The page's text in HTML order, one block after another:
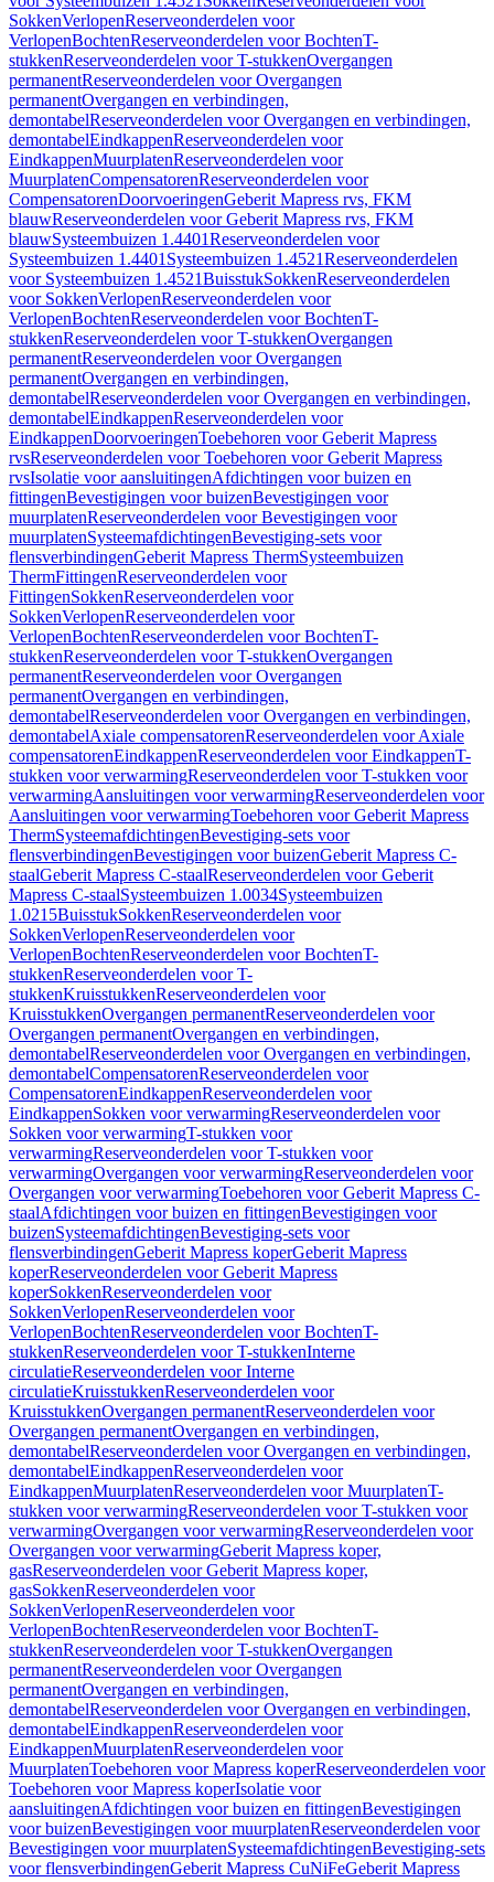
SokkenVerlopenReserveonderdelen voor
VerlopenBochtenReserveonderdelen voor BochtenT-
stukkenReserveonderdelen voor T-stukkenOvergangen
permanentReserveonderdelen voor Overgangen
permanentOvergangen en verbindingen,
demontabelReserveonderdelen voor Overgangen en verbindingen,
demontabelEindkappenReserveonderdelen voor
EindkappenMuurplatenReserveonderdelen voor
MuurplatenCompensatorenReserveonderdelen voor
CompensatorenDoorvoeringenGeberit Mapress rvs, FKM
blauwReserveonderdelen voor Geberit Mapress rvs, FKM
blauwSysteembuizen 1.4401Reserveonderdelen voor
Systeembuizen 1.4401 Systeembuizen 1.4521Reserveonderdelen
voor Systeembuizen 1.4521BuisstukSokkenReserveonderdelen
voor SokkenVerlopenReserveonderdelen voor
VerlopenBochtenReserveonderdelen voor BochtenT-
stukkenReserveonderdelen voor T-stukkenOvergangen
permanentReserveonderdelen voor Overgangen
permanentOvergangen en verbindingen,
demontabelReserveonderdelen voor Overgangen en verbindingen,
demontabelEindkappenReserveonderdelen voor
EindkappenDoorvoeringenToebehoren voor Geberit Mapress
rvsReserveonderdelen voor Toebehoren voor Geberit Mapress
rvsIsolatie voor aansluitingenAfdichtingen voor buizen en
fittingenBevestigingen voor buizenBevestigingen voor
muurplatenReserveonderdelen voor Bevestigingen voor
muurplatenSysteemafdichtingenBevestiging-sets voor
flensverbindingenGeberit Mapress ThermSysteembuizen
ThermFittingenReserveonderdelen voor
FittingenSokkenReserveonderdelen voor
SokkenVerlopenReserveonderdelen voor
VerlopenBochtenReserveonderdelen voor BochtenT-
stukkenReserveonderdelen voor T-stukkenOvergangen
permanentReserveonderdelen voor Overgangen
permanentOvergangen en verbindingen,
demontabelReserveonderdelen voor Overgangen en verbindingen,
demontabelAxiale compensatorenReserveonderdelen voor Axiale
compensatorenEindkappenReserveonderdelen voor EindkappenT-
stukken voor verwarmingReserveonderdelen voor T-stukken voor
verwarmingAansluitingen voor verwarmingReserveonderdelen voor
Aansluitingen voor verwarmingToebehoren voor Geberit Mapress
ThermSysteemafdichtingenBevestiging-sets voor
flensverbindingenBevestigingen voor buizenGeberit Mapress C-
staalGeberit Mapress C-staalReserveonderdelen voor Geberit
Mapress C-staalSysteembuizen 1.0034Systeembuizen
1.0215BuisstukSokkenReserveonderdelen voor
SokkenVerlopenReserveonderdelen voor
VerlopenBochtenReserveonderdelen voor BochtenT-
stukkenReserveonderdelen voor T-
stukkenKruisstukkenReserveonderdelen voor
KruisstukkenOvergangen permanentReserveonderdelen voor
Overgangen permanentOvergangen en verbindingen,
demontabelReserveonderdelen voor Overgangen en verbindingen,
demontabelCompensatorenReserveonderdelen voor
CompensatorenEindkappenReserveonderdelen voor
EindkappenSokken voor verwarmingReserveonderdelen voor
Sokken voor verwarmingT-stukken voor
verwarmingReserveonderdelen voor T-stukken voor
verwarmingOvergangen voor verwarmingReserveonderdelen voor
Overgangen voor verwarmingToebehoren voor Geberit Mapress C-
staalAfdichtingen voor buizen en fittingenBevestigingen voor
buizenSysteemafdichtingenBevestiging-sets voor
flensverbindingenGeberit Mapress koperGeberit Mapress
koperReserveonderdelen voor Geberit Mapress
koperSokkenReserveonderdelen voor
SokkenVerlopenReserveonderdelen voor
VerlopenBochtenReserveonderdelen voor BochtenT-
stukkenReserveonderdelen voor T-stukkenInterne
circulatieReserveonderdelen voor Interne
circulatieKruisstukkenReserveonderdelen voor
KruisstukkenOvergangen permanentReserveonderdelen voor
Overgangen permanentOvergangen en verbindingen,
demontabelReserveonderdelen voor Overgangen en verbindingen,
demontabelEindkappenReserveonderdelen voor
EindkappenMuurplatenReserveonderdelen voor MuurplatenT-
stukken voor verwarmingReserveonderdelen voor T-stukken voor
verwarmingOvergangen voor verwarmingReserveonderdelen voor
Overgangen voor verwarmingGeberit Mapress koper,
gasReserveonderdelen voor Geberit Mapress koper,
gasSokkenReserveonderdelen voor
SokkenVerlopenReserveonderdelen voor
VerlopenBochtenReserveonderdelen voor BochtenT-
stukkenReserveonderdelen voor T-stukkenOvergangen
permanentReserveonderdelen voor Overgangen
permanentOvergangen en verbindingen,
demontabelReserveonderdelen voor Overgangen en verbindingen,
demontabelEindkappenReserveonderdelen voor
EindkappenMuurplatenReserveonderdelen voor
MuurplatenToebehoren voor Mapress koperReserveonderdelen voor
Toebehoren voor Mapress koperIsolatie voor
aansluitingenAfdichtingen voor buizen en fittingenBevestigingen
voor buizenBevestigingen voor muurplatenReserveonderdelen voor
Bevestigingen voor muurplatenSysteemafdichtingenBevestiging-sets
voor flensverbindingenGeberit Mapress CuNiFeGeberit Mapress